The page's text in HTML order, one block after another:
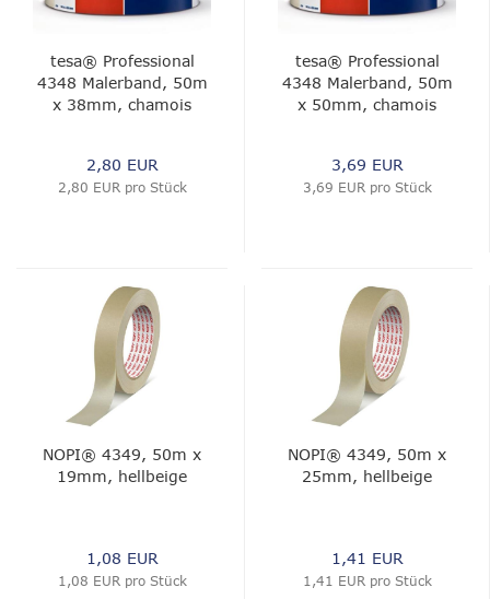
tesa® Professional
4348 Malerband, 50m
x 38mm, chamois
2,80 EUR
2,80 EUR pro Stück
tesa® Professional
4348 Malerband, 50m
x 50mm, chamois
3,69 EUR
3,69 EUR pro Stück
NOPI® 4349, 50m x
19mm, hellbeige
1,08 EUR
1,08 EUR pro Stück
NOPI® 4349, 50m x
25mm, hellbeige
1,41 EUR
1,41 EUR pro Stück